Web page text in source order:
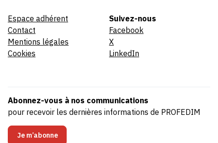
Espace adhérent
Contact
Mentions légales
Cookies
Suivez-nous
Facebook
X
LinkedIn
Abonnez-vous à nos communications
pour recevoir les dernières informations de PROFEDIM
Je m’abonne